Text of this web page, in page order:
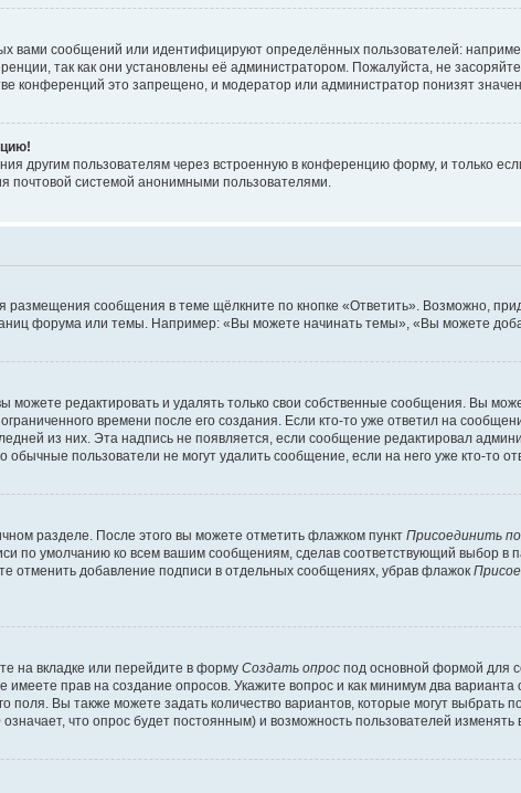
вами сообщений или идентифицируют определённых пользователей:
так как они установлены её администратором. Пожалуйста, не
конференций это запрещено, и модератор или администратор понизят
другим пользователям через встроенную в конференцию форму, и только
почтовой системой анонимными пользователями.
сообщения в теме щёлкните по кнопке «Ответить». Возможно,
форума или темы. Например: «Вы можете начинать темы», «Вы можете
редактировать и удалять только свои собственные сообщения. Вы
времени после его создания. Если кто-то уже ответил на
из них. Эта надпись не появляется, если сообщение редактировал
пользователи не могут удалить сообщение, если на него уже кто-то
разделе. После этого вы можете отметить флажком пункт Присоединить
по умолчанию ко всем вашим сообщениям, сделав соответствующий выбор в
отменить добавление подписи в отдельных сообщениях, убрав флажок
на вкладке или перейдите в форму Создать опрос под основной формой для
прав на создание опросов. Укажите вопрос и как минимум два варианта
поля. Вы также можете задать количество вариантов, которые могут выбрать
что опрос будет постоянным) и возможность пользователей изменять